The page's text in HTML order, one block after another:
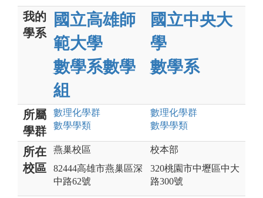
我的
學系
國立高雄師
範大學
數學系數學
組
國立中央大
學
數學系
所屬
學群
數理化學群
數學學類
數理化學群
數學學類
所在
校區
燕巢校區
82444高雄市燕巢區深
中路62號
校本部
320桃園市中壢區中大
路300號